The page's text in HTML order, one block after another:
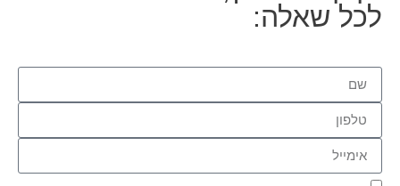
לכל שאלה: